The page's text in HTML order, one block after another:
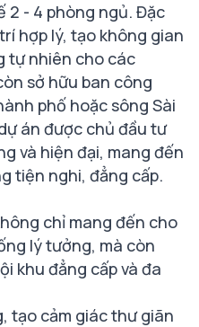
2 - 4 phòng ngủ. Đặc
hợp lý, tạo không gian
tự nhiên cho các
sở hữu ban công
phố hoặc sông Sài
án được chủ đầu tư
và hiện đại, mang đến
tiện nghi, đẳng cấp.
chỉ mang đến cho
lý tưởng, mà còn
khu đẳng cấp và đa
tạo cảm giác thư giãn